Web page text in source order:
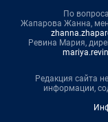
По
Жапарова Жанна,
Ревина Мария,
Редакция сайта
информации,